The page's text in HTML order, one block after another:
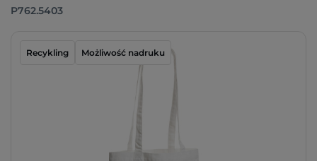
P762.5403
Recykling Możliwość nadruku